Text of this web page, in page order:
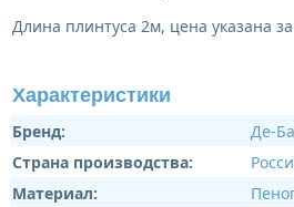
Длина плинтуса 2м, цена указана
Характеристики
Бренд:
Де-
Страна производства:
Материал: